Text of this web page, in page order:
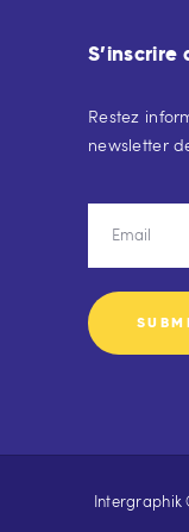
Restez
newsletter
Intergraphik